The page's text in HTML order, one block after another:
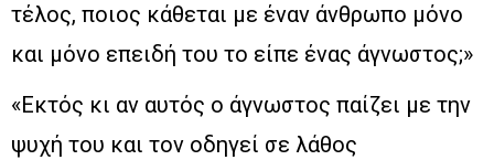
τέλος, ποιος κάθεται με έναν άνθρωπο μόνο
και μόνο επειδή του το είπε ένας άγνωστος;»
«Εκτός κι αν αυτός ο άγνωστος παίζει με την
ψυχή του και τον οδηγεί σε λάθος